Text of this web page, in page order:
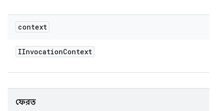
context
IInvocationContext
ফেরত